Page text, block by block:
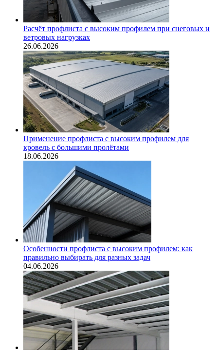
Расчёт профлиста с высоким профилем при снеговых и
ветровых нагрузках
26.06.2026
Применение профлиста с высоким профилем для
кровель с большими пролётами
18.06.2026
Особенности профлиста с высоким профилем: как
правильно выбирать для разных задач
04.06.2026